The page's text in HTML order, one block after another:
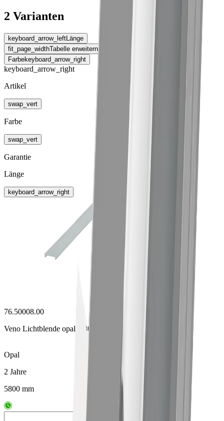
2 Varianten
keyboard_arrow_left Länge
fit_page_widthTabelle erweitern
Farbekeyboard_arrow_right
keyboard_arrow_right
Artikel
swap_vert
Farbe
swap_vert
Garantie
Länge
keyboard_arrow_right
76.50008.00
Veno Lichtblende opal, 5800mm
Opal
2 Jahre
5800 mm